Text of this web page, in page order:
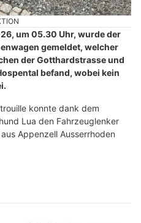
um 05.30 Uhr, wurde der
gemeldet, welcher
der Gotthardstrasse und
befand, wobei kein
konnte dank dem
Lua den Fahrzeuglenker
Appenzell Ausserrhoden